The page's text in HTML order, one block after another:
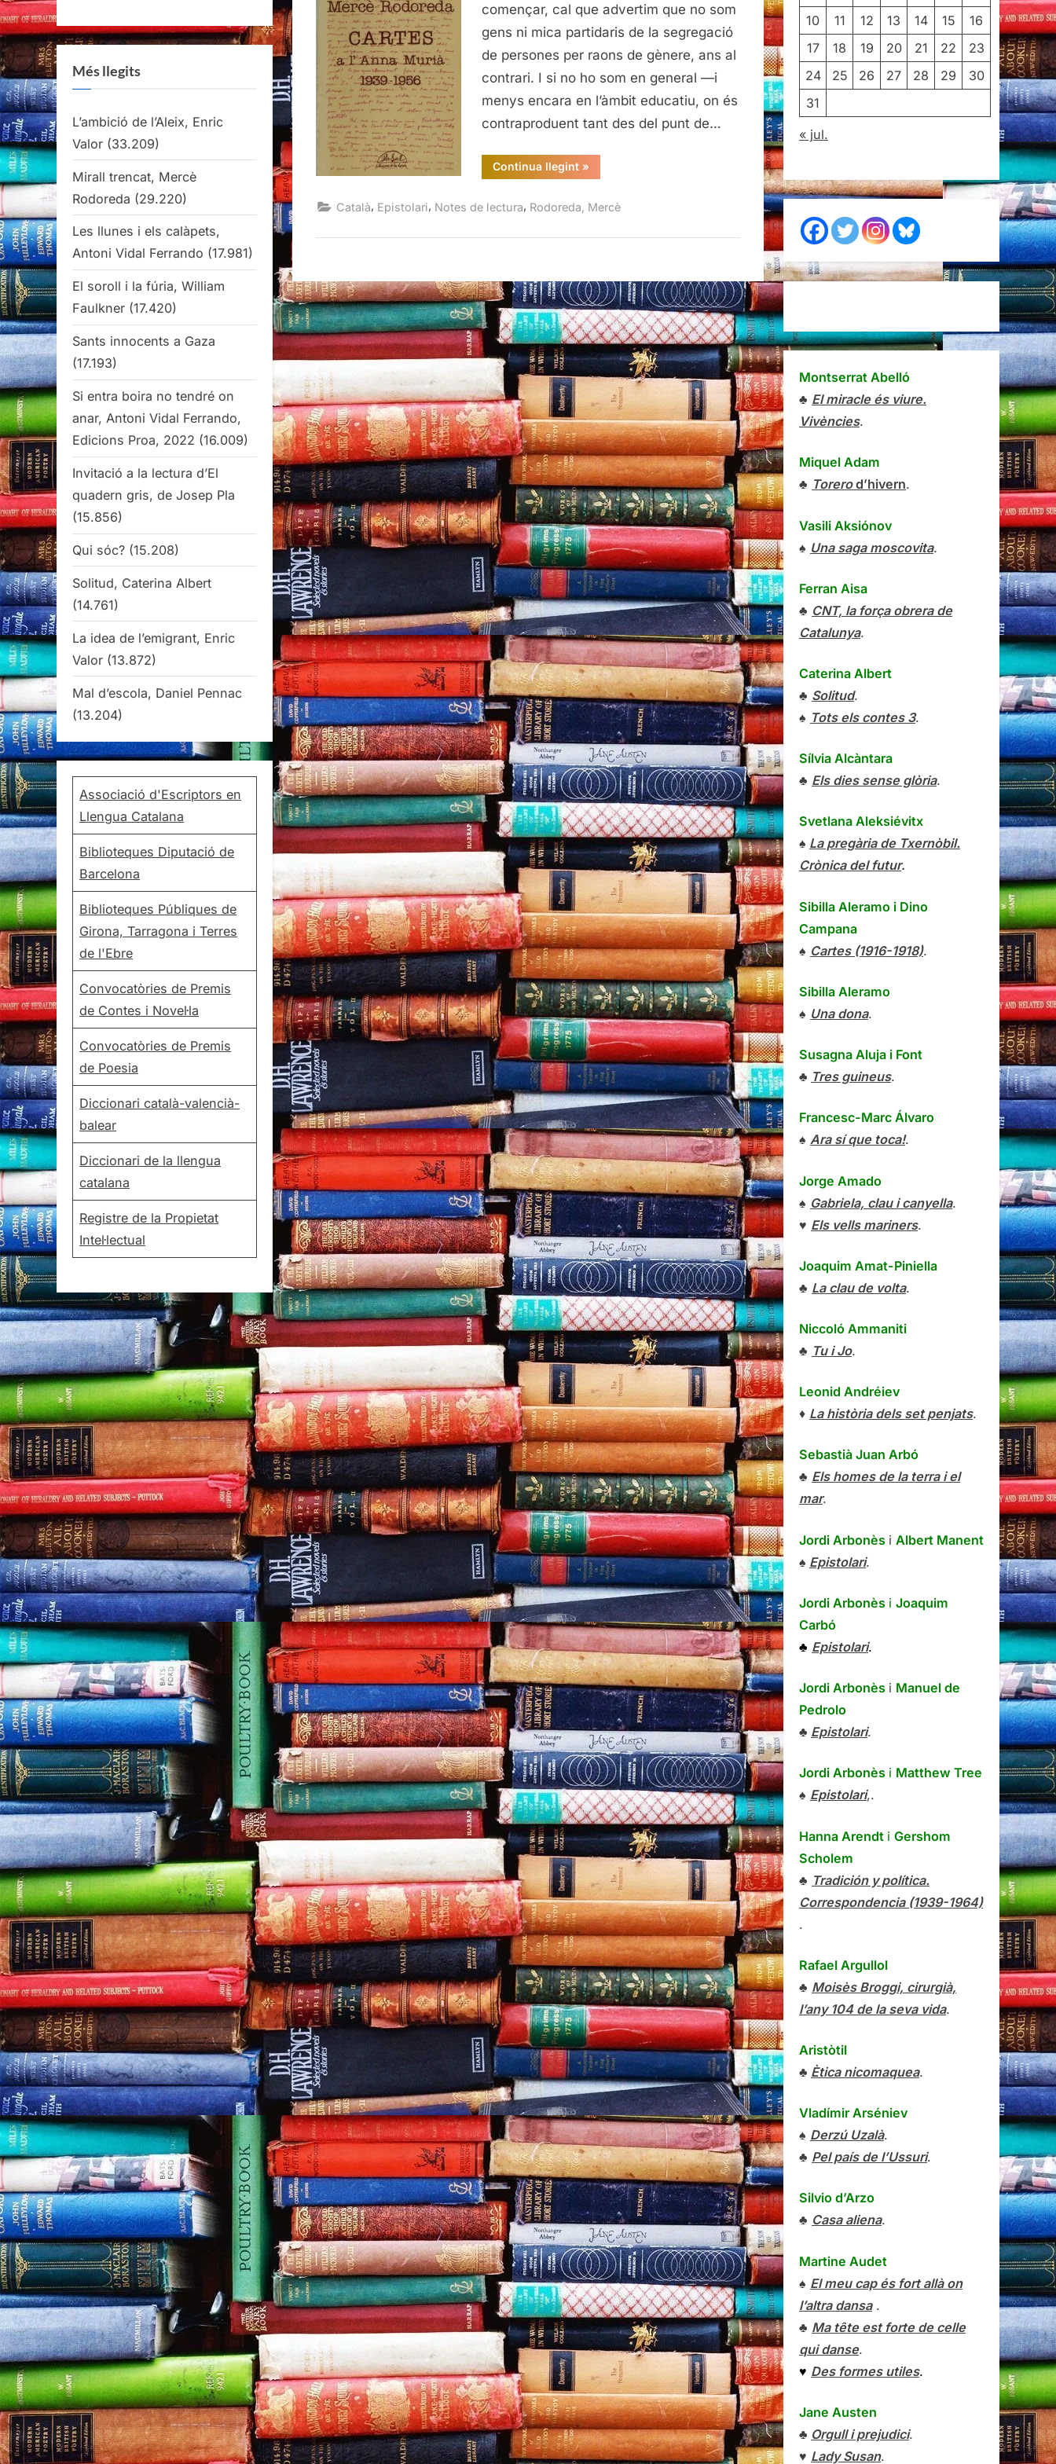
Murià
1939-
1956
començar, cal que advertim que no som
gens ni mica partidaris de la segregació
de persones per raons de gènere, ans al
contrari. I si no ho som en general —i
menys encara en l’àmbit educatiu, on és
contraproduent tant des del punt de…
Continua llegint“Mercè
Rodoreda,
l’Anna
1956”
»
Català, Epistolari, Notes de lectura, Rodoreda, Mercè
Més llegits
L’ambició de l’Aleix, Enric
Valor (33.209)
Mirall trencat, Mercè
Rodoreda (29.220)
Les llunes i els calàpets,
Antoni Vidal Ferrando (17.981)
El soroll i la fúria, William
Faulkner (17.420)
Sants innocents a Gaza
(17.193)
Si entra boira no tendré on
anar, Antoni Vidal Ferrando,
Edicions Proa, 2022 (16.009)
Invitació a la lectura d’El
quadern gris, de Josep Pla
(15.856)
Qui sóc? (15.208)
Solitud, Caterina Albert
(14.761)
La idea de l’emigrant, Enric
Valor (13.872)
Mal d’escola, Daniel Pennac
(13.204)
Associació d'Escriptors en
Llengua Catalana
Biblioteques Diputació de
Barcelona
Biblioteques Públiques de
Girona, Tarragona i Terres
de l'Ebre
Convocatòries de Premis
de Contes i Novel·la
Convocatòries de Premis
de Poesia
Diccionari català-valencià-
balear
Diccionari de la llengua
catalana
Registre de la Propietat
Intel·lectual
10
11 12 13 14 15
16
17
18 19 20 21 22
23
24
25 26 27 28 29
30
31
« jul.
Montserrat Abelló
♣ El miracle és viure.
Vivències.
Miquel Adam
♣ Torerod’hivern.
Vasili Aksiónov
♠ Una saga moscovita.
Ferran Aisa
♣ CNT, la força obrera de
Catalunya.
Caterina Albert
♣ Solitud.
♠ Tots els contes 3.
Sílvia Alcàntara
♣ Els dies sense glòria.
Svetlana Aleksiévitx
♠ La pregària de Txernòbil.
Crònica del futur.
Sibilla Aleramo i Dino
Campana
♠ Cartes (1916-1918).
Sibilla Aleramo
♠ Una dona.
Susagna Aluja i Font
♣ Tres guineus.
Francesc-Marc Álvaro
♠ Ara sí que toca!.
Jorge Amado
♠ Gabriela, clau i canyella.
♥ Els vells mariners.
Joaquim Amat-Piniella
♣ La clau de volta.
Niccoló Ammaniti
♣ Tu i Jo.
Leonid Andréiev
♦ La història dels set penjats.
Sebastià Juan Arbó
♣ Els homes de la terra i el
mar.
Jordi Arbonès i Albert Manent
♠ Epistolari.
Jordi Arbonès i Joaquim
Carbó
♣ Epistolari.
Jordi Arbonès i Manuel de
Pedrolo
♣ Epistolari.
Jordi Arbonès i Matthew Tree
♠ Epistolari,.
Hanna Arendt i Gershom
Scholem
♣ Tradición y política.
Correspondencia (1939-1964)
.
Rafael Argullol
♣ Moisès Broggi, cirurgià,
l’any 104 de la seva vida.
Aristòtil
♣ Ètica nicomaquea.
Vladímir Arséniev
♠ Derzú Uzalà.
♣ Pel país de l’Ussuri.
Silvio d’Arzo
♣ Casa aliena.
Martine Audet
♠ El meu cap és fort allà on
l’altra dansa.
♣ Ma tête est forte de celle
qui danse.
♥ Des formes utiles.
Jane Austen
♣ Orgull i prejudici.
♥ Lady Susan.